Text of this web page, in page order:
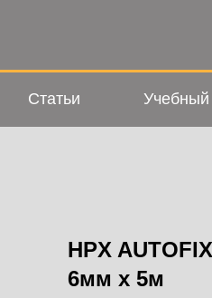
Статьи Учебный
HPX
6мм x 5м